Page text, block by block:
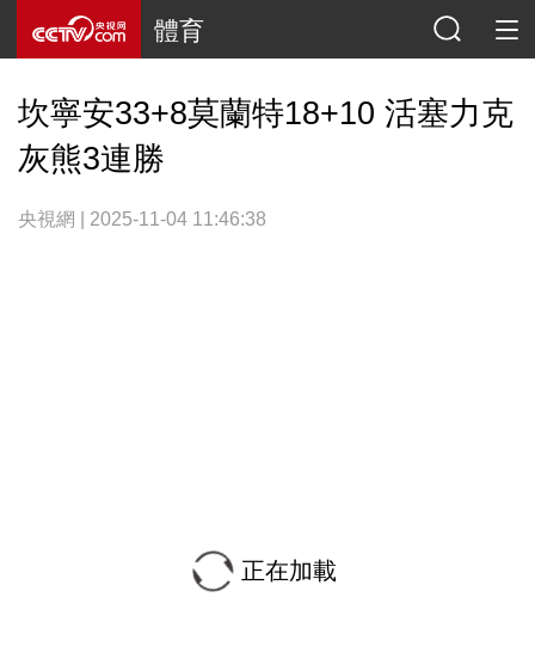
體育
坎寧安33+8莫蘭特18+10 活塞力克
灰熊3連勝
央視網 | 2025-11-04 11:46:38
正在加載